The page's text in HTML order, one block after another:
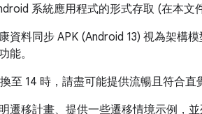
系統應用程式的形式存取 (在本文
資料同步 APK (Android 13) 視為架構
能。
至 14 時，請盡可能提供流暢且符合直
遷移計畫、提供一些遷移情境示例，